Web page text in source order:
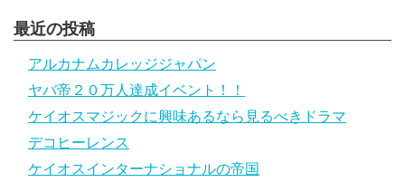
最近の投稿
アルカナムカレッジジャパン
ヤバ帝２０万人達成イベント！！
ケイオスマジックに興味あるなら見るべきドラマ
デコヒーレンス
ケイオスインターナショナルの帝国